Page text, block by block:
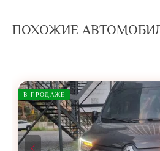
ПОХОЖИЕ
В ПРОДАЖЕ